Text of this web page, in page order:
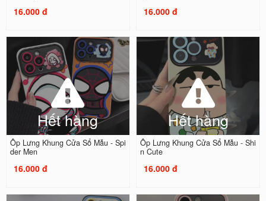
16.000 đ 16.000 đ
Hết hàng
Ốp Lưng Khung Cửa Sổ Mẫu - Spi
der Men
16.000 đ
Hết hàng
Ốp Lưng Khung Cửa Sổ Mẫu - Shi
n Cute
16.000 đ